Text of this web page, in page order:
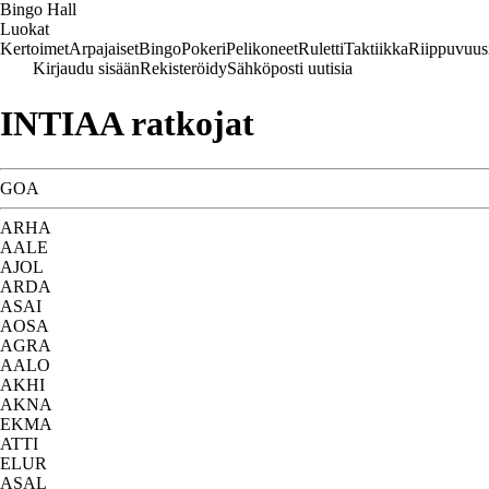
Bingo Hall
Luokat
KertoimetArpajaisetBingoPokeriPelikoneetRulettiTaktiikkaRiippuvuus
Kirjaudu sisäänRekisteröidySähköposti uutisia
INTIAA ratkojat
GOA
ARHA
AALE
AJOL
ARDA
ASAI
AOSA
AGRA
AALO
AKHI
AKNA
EKMA
ATTI
ELUR
ASAL